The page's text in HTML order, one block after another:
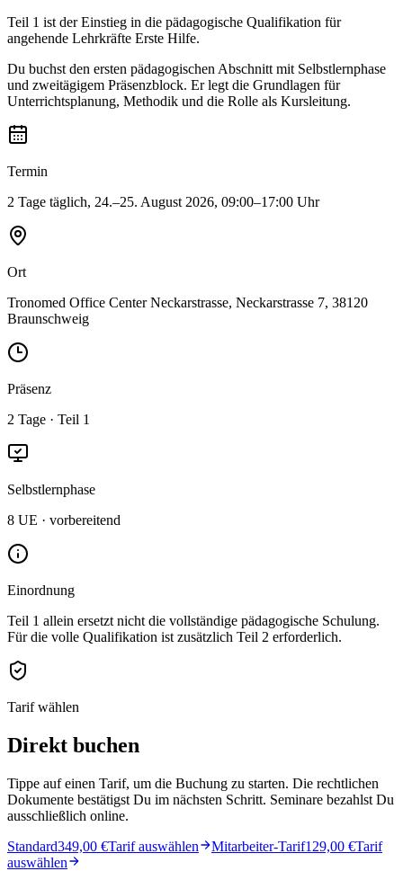
Teil 1 ist der Einstieg in die pädagogische Qualifikation für
angehende Lehrkräfte Erste Hilfe.
Du buchst den ersten pädagogischen Abschnitt mit Selbstlernphase
und zweitägigem Präsenzblock. Er legt die Grundlagen für
Unterrichtsplanung, Methodik und die Rolle als Kursleitung.
Termin
2 Tage täglich, 24.–25. August 2026, 09:00–17:00 Uhr
Ort
Tronomed Office Center Neckarstrasse, Neckarstrasse 7, 38120
Braunschweig
Präsenz
2 Tage · Teil 1
Selbstlernphase
8 UE · vorbereitend
Einordnung
Teil 1 allein ersetzt nicht die vollständige pädagogische Schulung.
Für die volle Qualifikation ist zusätzlich Teil 2 erforderlich.
Tarif wählen
Direkt buchen
Tippe auf einen Tarif, um die Buchung zu starten. Die rechtlichen
Dokumente bestätigst Du im nächsten Schritt. Seminare bezahlst Du
ausschließlich online.
Standard349,00 €Tarif auswählen Mitarbeiter-Tarif129,00 €Tarif
auswählen